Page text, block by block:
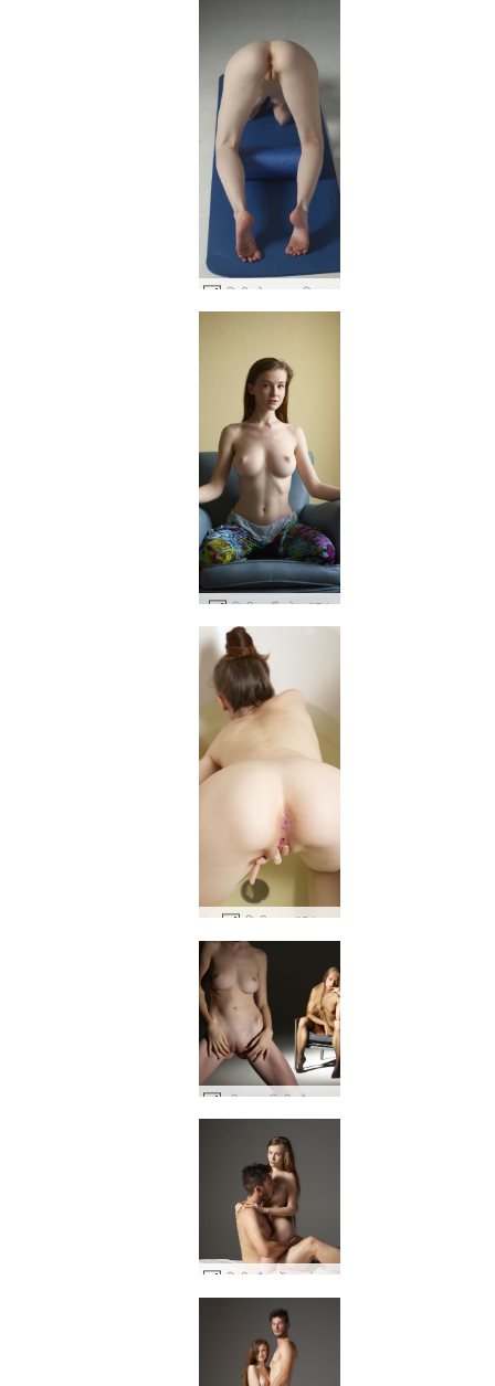
एमिली पार्टी ड्रेस #54
एमिली चरम #21
एली द्वारा एमिली और मिलिना निजी शो #85
एमिली और ब्रेंडन चुंबन #17